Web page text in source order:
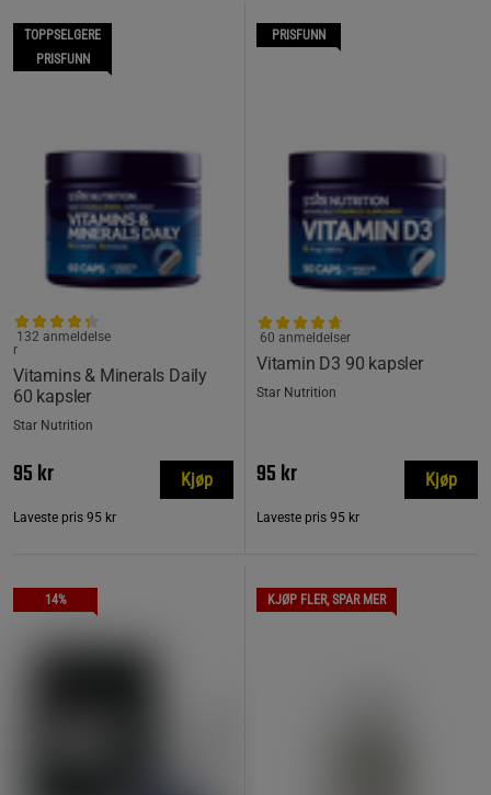
TOPPSELGERE
PRISFUNN
Vitamins & Minerals Daily
60 kapsler
132 anmeldelse
r
Star Nutrition
95 kr
Laveste pris 95 kr
Kjøp
PRISFUNN
Vitamin D3 90 kapsler
60 anmeldelser
Star Nutrition
95 kr
Laveste pris 95 kr
Kjøp
14% KJØP FLER, SPAR MER